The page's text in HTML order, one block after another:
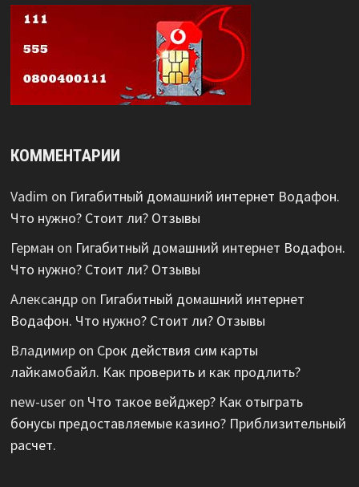
КОММЕНТАРИИ
Vadim on Гигабитный домашний интернет Водафон.
Что нужно? Стоит ли? Отзывы
Герман on Гигабитный домашний интернет Водафон.
Что нужно? Стоит ли? Отзывы
Александрon Гигабитный домашний интернет
Водафон. Что нужно? Стоит ли? Отзывы
Владимирon Срок действия сим карты
лайкамобайл. Как проверить и как продлить?
new-useron Что такое вейджер? Как отыграть
бонусы предоставляемые казино? Приблизительный
расчет.